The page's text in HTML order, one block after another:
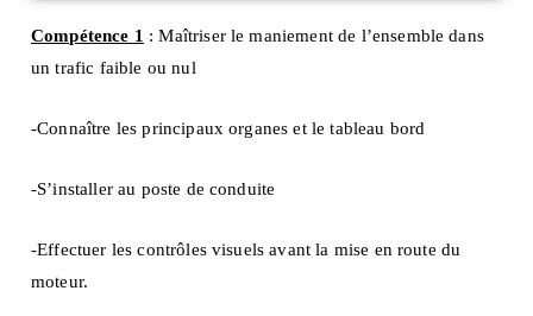
Compétence 1 : Maîtriser le maniement de l’ensemble dans
un trafic faible ou nul
-Connaître les principaux organes et le tableau bord
-S’installer au poste de conduite
-Effectuer les contrôles visuels avant la mise en route du
moteur.